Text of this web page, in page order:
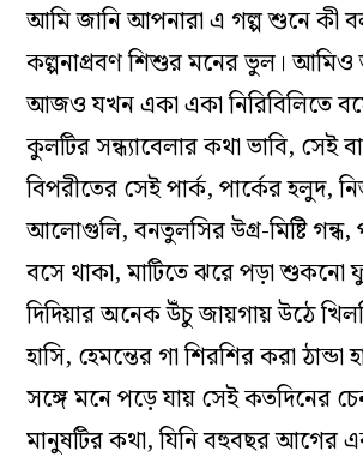
আমি জানি আপনারা এ গল্প শুনে কী
কল্পনাপ্রবণ শিশুর মনের ভুল। আমিও
আজও যখন একা একা নিরিবিলিতে
কুলটির সন্ধ্যাবেলার কথা ভাবি, সেই
বিপরীতের সেই পার্ক, পার্কের হলুদ,
আলোগুলি, বনতুলসির উগ্র-মিষ্টি গন্ধ,
বসে থাকা, মাটিতে ঝরে পড়া
দিদিয়ার অনেক উঁচু জায়গায় উঠে
হাসি, হেমন্তের গা শিরশির করা ঠান্ডা
সঙ্গে মনে পড়ে যায় সেই কতদিনের
মানুষটির কথা, যিনি বহুবছর আগের